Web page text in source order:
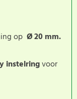
op Ø20 mm.
instelringvoor